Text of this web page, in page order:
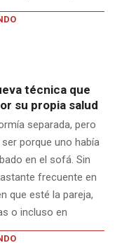
técnica que
su propia salud
separada, pero
porque uno había
en el sofá. Sin
frecuente en
que esté la pareja,
o incluso en